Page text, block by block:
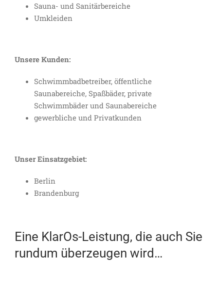
Sauna- und Sanitärbereiche
Umkleiden
Unsere Kunden:
Schwimmbadbetreiber, öffentliche
Saunabereiche, Spaßbäder, private
Schwimmbäder und Saunabereiche
gewerbliche und Privatkunden
Unser Einsatzgebiet:
Berlin
Brandenburg
Eine KlarOs-Leistung, die auch Sie
rundum überzeugen wird…